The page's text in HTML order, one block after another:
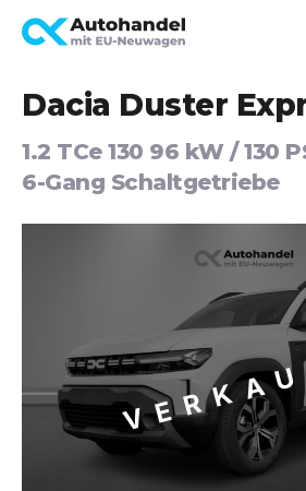
Dacia Duster
1.2 TCe 130 96 kW / 130
6-Gang Schaltgetriebe